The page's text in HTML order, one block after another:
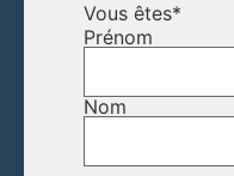
Vous êtes*
Prénom
Nom